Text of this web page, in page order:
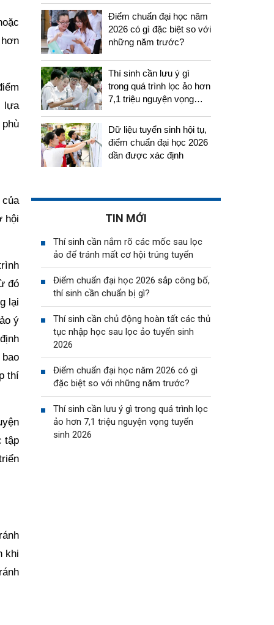
lựa
hội
đó
lại
ý
thí
tập
khi
Điểm chuẩn đại học năm
2026 có gì đặc biệt so với
những năm trước?
Thí sinh cần lưu ý gì
trong quá trình lọc ảo hơn
7,1 triệu nguyện vọng
Dữ liệu tuyển sinh hội tụ,
điểm chuẩn đại học 2026
dần được xác định
TIN MỚI
Thí sinh cần nắm rõ các mốc sau lọc
ảo để tránh mất cơ hội trúng tuyển
Điểm chuẩn đại học 2026 sắp công bố,
thí sinh cần chuẩn bị gì?
Thí sinh cần chủ động hoàn tất các thủ
tục nhập học sau lọc ảo tuyển sinh
2026
Điểm chuẩn đại học năm 2026 có gì
đặc biệt so với những năm trước?
Thí sinh cần lưu ý gì trong quá trình lọc
ảo hơn 7,1 triệu nguyện vọng tuyển
sinh 2026